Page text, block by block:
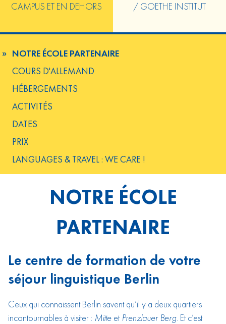
CAMPUS ET EN DEHORS
/ GOETHE INSTITUT
NOTRE ÉCOLE PARTENAIRE
COURS D'ALLEMAND
HÉBERGEMENTS
ACTIVITÉS
DATES
PRIX
LANGUAGES & TRAVEL : WE CARE !
NOTRE ÉCOLE
PARTENAIRE
Le centre de formation de votre
séjour linguistique Berlin
Ceux qui connaissent Berlin savent qu’il y a deux quartiers
incontournables à visiter : Mitte et Prenzlauer Berg. Et c’est